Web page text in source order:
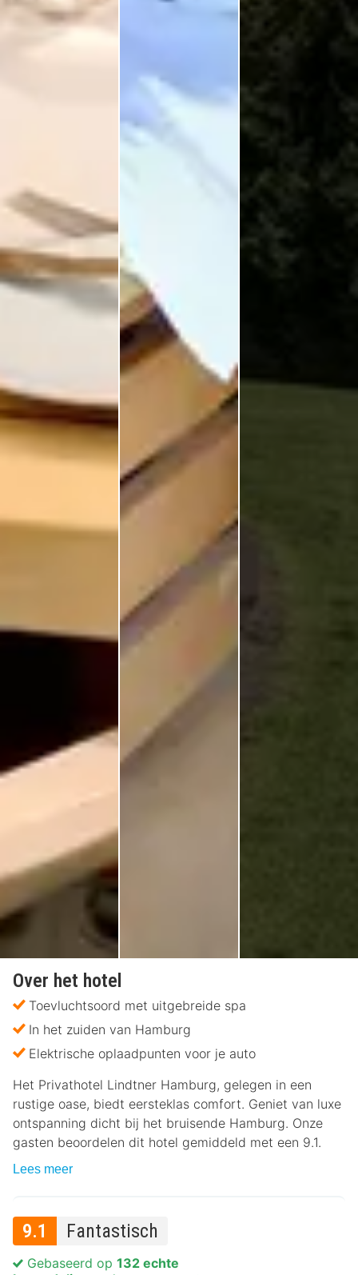
Over het hotel
Toevluchtsoord met uitgebreide spa
In het zuiden van Hamburg
Elektrische oplaadpunten voor je auto
Het Privathotel Lindtner Hamburg, gelegen in een
rustige oase, biedt eersteklas comfort. Geniet van luxe
ontspanning dicht bij het bruisende Hamburg. Onze
gasten beoordelen dit hotel gemiddeld met een 9.1.
Lees meer
9.1 Fantastisch
Gebaseerd op 132 echte